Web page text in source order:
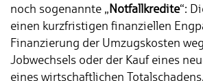
noch sogenannte „Notfallkredite“:
einen kurzfristigen finanziellen
Finanzierung der Umzugskosten
Jobwechsels oder der Kauf eines
eines wirtschaftlichen Totalschadens.